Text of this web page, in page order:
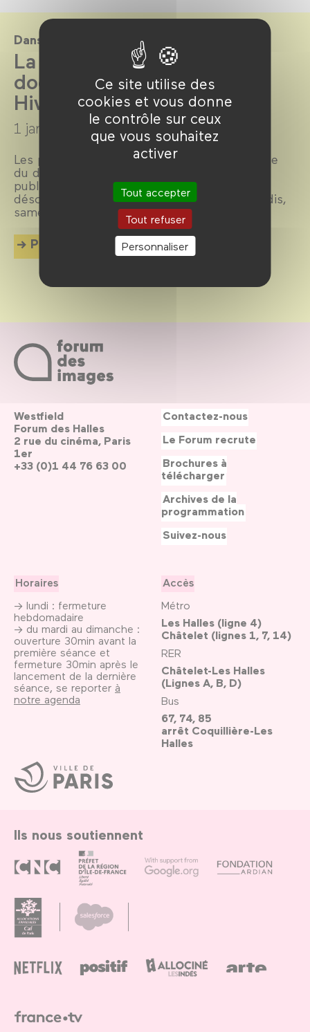
Ce site utilise des
cookies et vous donne
le contrôle sur ceux
que vous souhaitez
activer
Tout accepter
Tout refuser
Personnaliser
Dans le cadre de
La Cinémathèque du
documentaire par la Bpi -
Hiver 2025
1 janvier → 31 mars 2025
Les projections en soirée de la Cinémathèque
du documentaire portée par la Bibliothèque
publique d’information (Bpi), se tiennent
désormais au Forum des images les mercredis,
samedis et dimanches.
Plus d'info
Ville
de
Paris
Westfield
Forum des Halles
2 rue du cinéma, Paris
1er
+33 (0)1 44 76 63 00
Horaires
→ lundi : fermeture
hebdomadaire
→ du mardi au dimanche :
ouverture 30min avant la
première séance et
fermeture 30min après le
lancement de la dernière
séance, se reporter à
notre agenda
Accès
Métro
Les Halles (ligne 4)
Châtelet (lignes 1, 7, 14)
RER
Châtelet-Les Halles
(Lignes A, B, D)
Bus
67, 74, 85
arrêt Coquillière-Les
Halles
Contactez-nous
Le Forum recrute
Brochures à
télécharger
Archives de la
programmation
Suivez-nous
Ils nous soutiennent